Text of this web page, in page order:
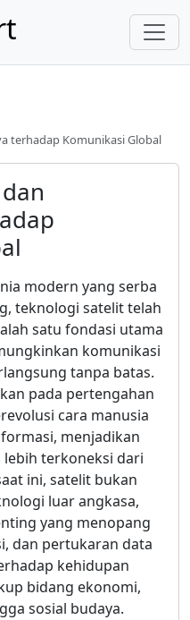
terhadap Komunikasi Global
modern yang serba
teknologi satelit telah
satu fondasi utama
komunikasi
tanpa batas.
pada pertengahan
cara manusia
menjadikan
terkoneksi dari
ini, satelit bukan
luar angkasa,
yang menopang
dan pertukaran data
kehidupan
bidang ekonomi,
sosial budaya.